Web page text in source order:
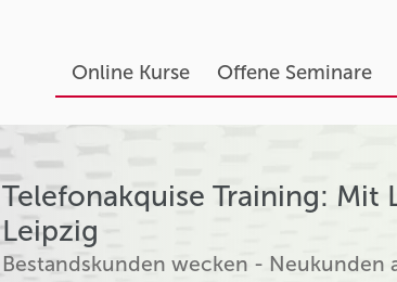
Online Kurse Offene Seminare
Telefonakquise Training: Mit
Leipzig
Bestandskunden wecken - Neukunden